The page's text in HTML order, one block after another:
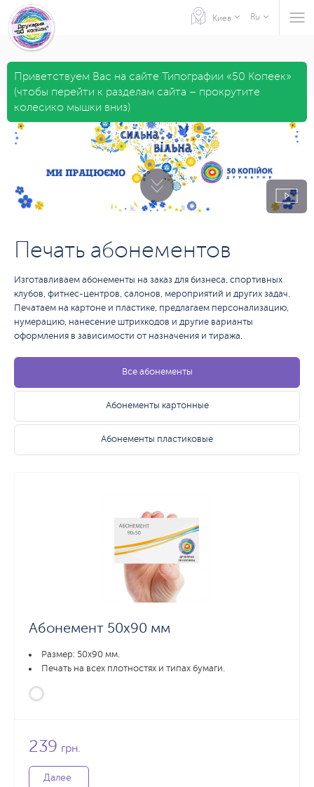
Киев Ru
Приветствуем Вас на сайте Типографии «50 Копеек»
(чтобы перейти к разделам сайта – прокрутите
колесико мышки вниз)
Печать абонементов
Изготавливаем абонементы на заказ для бизнеса, спортивных
клубов, фитнес-центров, салонов, мероприятий и других задач.
Печатаем на картоне и пластике, предлагаем персонализацию,
нумерацию, нанесение штрихкодов и другие варианты
оформления в зависимости от назначения и тиража.
Все абонементы
Абонементы картонные
Абонементы пластиковые
Абонемент 50х90 мм
Размер: 50x90 мм.
Печать на всех плотностях и типах бумаги.
239 грн.
Далее